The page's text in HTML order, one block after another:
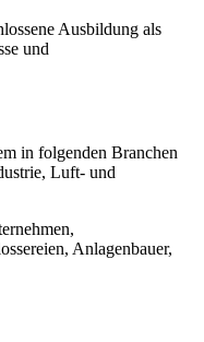
Ausbildung als
und
in folgenden Branchen
Luft- und
Anlagenbauer,